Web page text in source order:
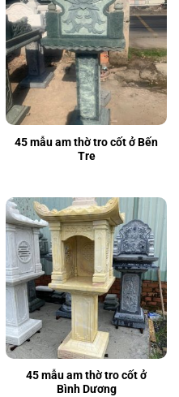
45 mẫu am thờ tro cốt ở Bến
Tre
45 mẫu am thờ tro cốt ở
Bình Dương